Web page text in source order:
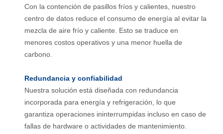
Con la contención de pasillos fríos y calientes, nuestro
centro de datos reduce el consumo de energía al evitar la
mezcla de aire frío y caliente. Esto se traduce en
menores costos operativos y una menor huella de
carbono.
Redundancia y confiabilidad
Nuestra solución está diseñada con redundancia
incorporada para energía y refrigeración, lo que
garantiza operaciones ininterrumpidas incluso en caso de
fallas de hardware o actividades de mantenimiento.